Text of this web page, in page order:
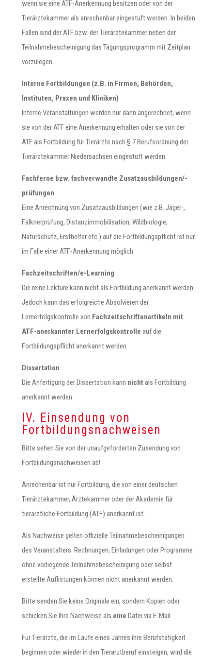
wenn sie eine ATF-Anerkennung besitzen oder von der
Tierärztekammer als anrechenbar eingestuft werden. In beiden
Fällen sind der ATF bzw. der Tierärztekammer neben der
Teilnahmebescheinigung das Tagungsprogramm mit Zeitplan
vorzulegen.
Interne Fortbildungen (z.B. in Firmen, Behörden,
Instituten, Praxen und Kliniken)
Interne Veranstaltungen werden nur dann angerechnet, wenn
sie von der ATF eine Anerkennung erhalten oder sie von der
ATF als Fortbildung für Tierärzte nach § 7 Berufsordnung der
Tierärztekammer Niedersachsen eingestuft werden.
Fachferne bzw. fachverwandte Zusatzausbildungen/-
prüfungen
Eine Anrechnung von Zusatzausbildungen (wie z.B. Jäger-,
Falknerprüfung, Distanzimmobilisation, Wildbiologie,
Naturschutz, Ersthelfer etc.) auf die Fortbildungspflicht ist nur
im Falle einer ATF-Anerkennung möglich.
Fachzeitschriften/e-Learning
Die reine Lektüre kann nicht als Fortbildung anerkannt werden.
Jedoch kann das erfolgreiche Absolvieren der
Lernerfolgskontrolle von Fachzeitschriftenartikeln mit
ATF-anerkannter Lernerfolgskontrolle auf die
Fortbildungspflicht anerkannt werden.
Dissertation
Die Anfertigung der Dissertation kann nicht als Fortbildung
anerkannt werden.
IV. Einsendung von
Fortbildungsnachweisen
Bitte sehen Sie von der unaufgeforderten Zusendung von
Fortbildungsnachweisen ab!
Anrechenbar ist nur Fortbildung, die von einer deutschen
Tierärztekammer, Ärztekammer oder der Akademie für
tierärztliche Fortbildung (ATF) anerkannt ist.
Als Nachweise gelten offizielle Teilnahmebescheinigungen
des Veranstalters. Rechnungen, Einladungen oder Programme
ohne vorliegende Teilnahmebescheinigung oder selbst
erstellte Auflistungen können nicht anerkannt werden.
Bitte senden Sie keine Originale ein, sondern Kopien oder
schicken Sie Ihre Nachweise als eine Datei via E-Mail.
Für Tierärzte, die im Laufe eines Jahres ihre Berufstätigkeit
beginnen oder wieder in den Tierarztberuf einsteigen, wird die